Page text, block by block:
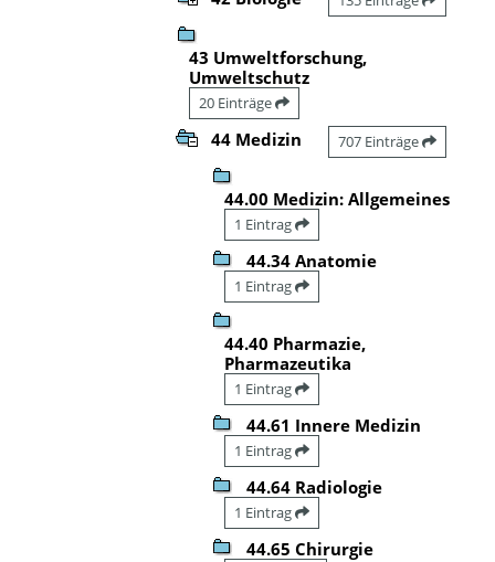
43 Umweltforschung,
Umweltschutz
20 Einträge
44 Medizin 707 Einträge
44.00 Medizin: Allgemeines
1 Eintrag
44.34 Anatomie
1 Eintrag
44.40 Pharmazie,
Pharmazeutika
1 Eintrag
44.61 Innere Medizin
1 Eintrag
44.64 Radiologie
1 Eintrag
44.65 Chirurgie